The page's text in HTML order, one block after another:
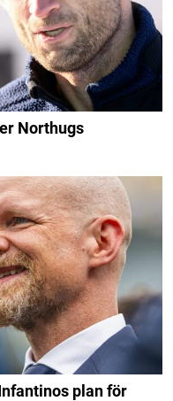
Northugs
plan för